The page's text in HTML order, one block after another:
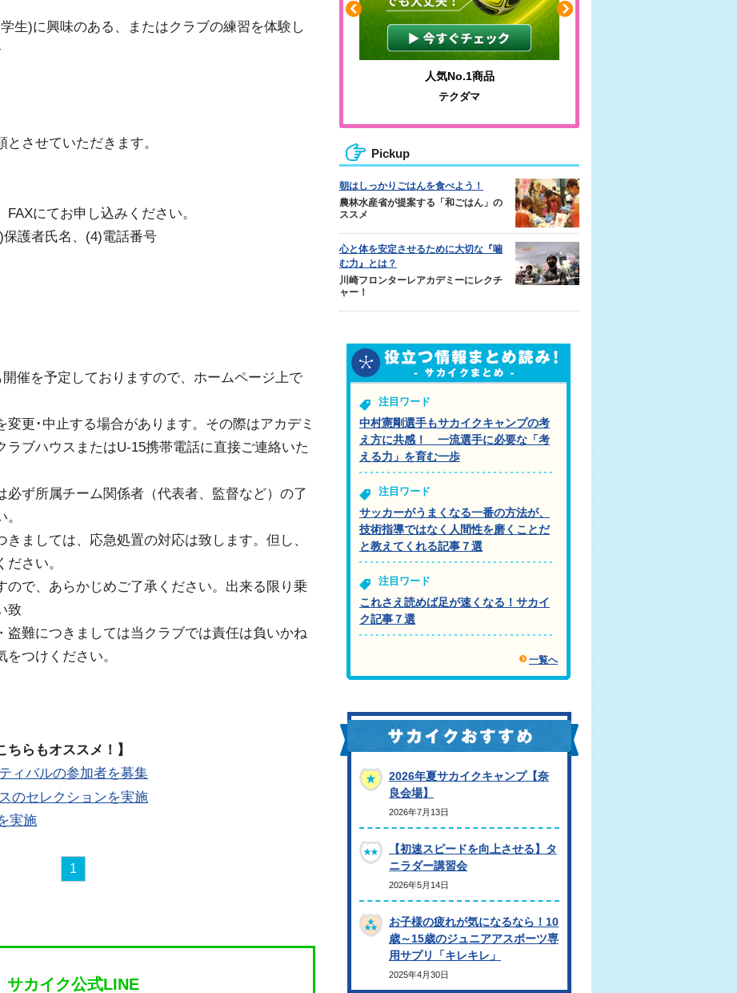
生)に興味のある、またはクラブの練習を体験し
させていただきます。
にてお申し込みください。
護者氏名、(4)電話番号
催を予定しておりますので、ホームページ上で
更･中止する場合があります。その際はアカデミ
ラブハウスまたはU-15携帯電話に直接ご連絡いた
ず所属チーム関係者（代表者、監督など）の了
ましては、応急処置の対応は致します。但し、
さい。
で、あらかじめご了承ください。出来る限り乗
致
難につきましては当クラブでは責任は負いかね
つけください。
ちらもオススメ！】
ィバルの参加者を募集
のセレクションを実施
実施
1
サカイク公式LINE
人気No.1商品
テクダマ
Pickup
朝はしっかりごはんを食べよう！
農林水産省が提案する「和ごはん」の
ススメ
心と体を安定させるために大切な『噛
む力』とは？
川崎フロンターレアカデミーにレクチ
ャー！
注目ワード
中村憲剛選手もサカイクキャンプの考
え方に共感！ 一流選手に必要な「考
える力」を育む一歩
注目ワード
サッカーがうまくなる一番の方法が、
技術指導ではなく人間性を磨くことだ
と教えてくれる記事７選
注目ワード
これさえ読めば足が速くなる！サカイ
ク記事７選
一覧へ
2026年夏サカイクキャンプ【奈
良会場】
2026年7月13日
【初速スピードを向上させる】タ
ニラダー講習会
2026年5月14日
お子様の疲れが気になるなら！10
歳～15歳のジュニアアスポーツ専
用サプリ「キレキレ」
2025年4月30日